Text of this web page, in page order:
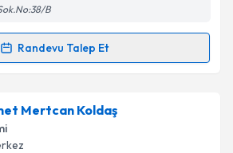
işlenmesine ilişkin
ve kişisel verilerimin belirtilen
Talebini Gönder
B
Randevu Talep Et
Talebi
için randevu takvimi talebi
uzmandan randevu almanız için bir
e-posta ile bilgilendireceğiz.
Mertcan Koldaş